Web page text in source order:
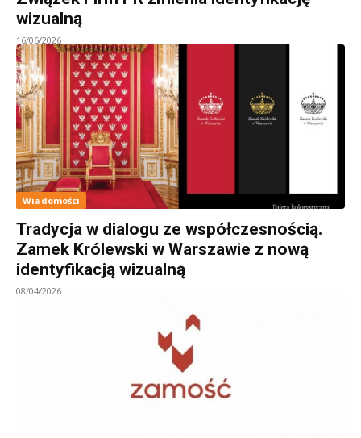
wizualną
16/06/2026
Wiadomości
Tradycja w dialogu ze współczesnością.
Zamek Królewski w Warszawie z nową
identyfikacją wizualną
08/04/2026